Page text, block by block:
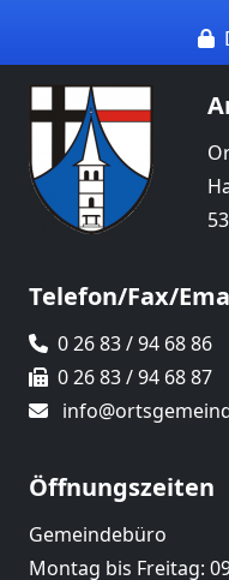
Telefon/Fax/
0 26 83 / 94 68 86
0 26 83 / 94 68 87
Öffnungszeiten
Gemeindebüro
Montag bis Freitag: